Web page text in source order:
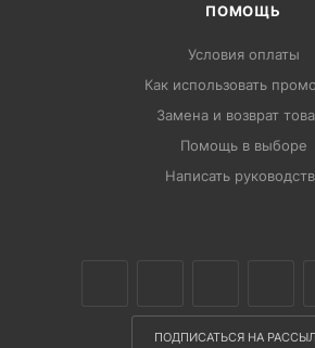
ПОМОЩЬ
Условия оплаты
Как использовать
Замена и возврат
Помощь в выборе
Написать
ПОДПИСАТЬСЯ НА